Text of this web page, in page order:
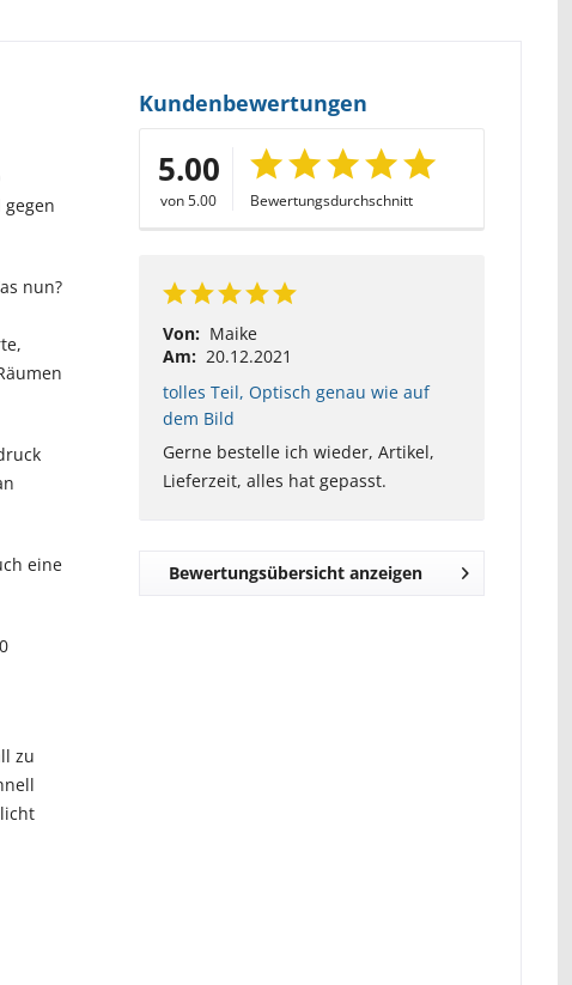
nun?
eine
zu
Kundenbewertungen
5.00
von 5.00 Bewertungsdurchschnitt
Von: Maike
Am: 20.12.2021
tolles Teil, Optisch genau wie auf
dem Bild
Gerne bestelle ich wieder, Artikel,
Lieferzeit, alles hat gepasst.
Bewertungsübersicht anzeigen